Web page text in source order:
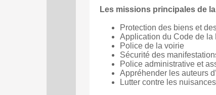
Les missions principales de l
Protection des biens et
Application du Code de la
Police de la voirie
Sécurité des
Police administrative et
Appréhender les auteurs
Lutter contre les